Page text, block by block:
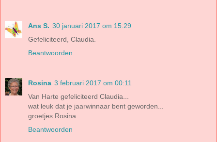
Ans S. 30 januari 2017 om 15:29
Gefeliciteerd, Claudia.
Beantwoorden
Rosina 3 februari 2017 om 00:11
Van Harte gefeliciteerd Claudia...
wat leuk dat je jaarwinnaar bent geworden...
groetjes Rosina
Beantwoorden